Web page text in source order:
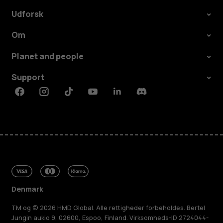
Udforsk
Om
Planet and people
Support
FacebookInstagramTiktokYoutubeLinkedinDiscord
Denmark
TM og © 2026 HMD Global. Alle rettigheder forbeholdes. Bertel
Jungin aukio 9, 02600, Espoo, Finland. Virksomheds-ID 2724044-